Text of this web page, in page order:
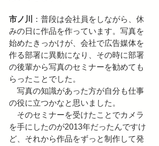
市ノ川
：普段は会社員をしながら、休
みの日に作品を作っています。写真を
始めたきっかけが、会社で広告媒体を
作る部署に異動になり、その時に部署
の後輩から写真のセミナーを勧めても
らったことでした。
写真の知識があった方が自分も仕事
の役に立つかなと思いました。
そのセミナーを受けたことでカメラ
を手にしたのが2013年だったんですけ
ど、それから作品をずっと制作して発